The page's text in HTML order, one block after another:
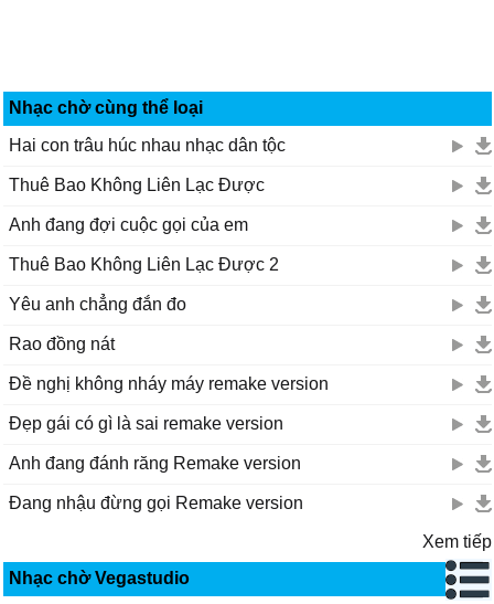
Nhạc chờ cùng thể loại
Hai con trâu húc nhau nhạc dân tộc
Thuê Bao Không Liên Lạc Được
Anh đang đợi cuộc gọi của em
Thuê Bao Không Liên Lạc Được 2
Yêu anh chẳng đắn đo
Rao đồng nát
Đề nghị không nháy máy remake version
Đẹp gái có gì là sai remake version
Anh đang đánh răng Remake version
Đang nhậu đừng gọi Remake version
Xem tiếp
Nhạc chờ Vegastudio